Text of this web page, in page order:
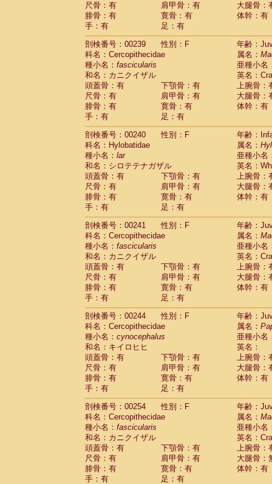
尺骨：有
肩甲骨：有
大腿骨：
腓骨：有
寛骨：有
体幹：有
手：有
足：有
剖検番号：00239
性別：F
年齢：
科名：Cercopithecidae
属名：
種小名： fascicularis
亜種小名
和名：カニクイザル
英名：
頭蓋骨：有
下顎骨：有
上腕骨：
尺骨：有
肩甲骨：有
大腿骨：
腓骨：有
寛骨：有
体幹：有
手：有
足：有
剖検番号：00240
性別：F
年齢：
科名：Hylobatidae
属名：
種小名： lar
亜種小名
和名：シロテテナガザル
英名：
頭蓋骨：有
下顎骨：有
上腕骨：
尺骨：有
肩甲骨：有
大腿骨：
腓骨：有
寛骨：有
体幹：有
手：有
足：有
剖検番号：00241
性別：F
年齢：
科名：Cercopithecidae
属名：
種小名： fascicularis
亜種小名
和名：カニクイザル
英名：
頭蓋骨：有
下顎骨：有
上腕骨：
尺骨：有
肩甲骨：有
大腿骨：
腓骨：有
寛骨：有
体幹：有
手：有
足：有
剖検番号：00244
性別：F
年齢：
科名：Cercopithecidae
属名：
種小名： cynocephalus
亜種小名
和名：キイロヒヒ
英名：
頭蓋骨：有
下顎骨：有
上腕骨：
尺骨：有
肩甲骨：有
大腿骨：
腓骨：有
寛骨：有
体幹：有
手：有
足：有
剖検番号：00254
性別：F
年齢：
科名：Cercopithecidae
属名：
種小名： fascicularis
亜種小名
和名：カニクイザル
英名：
頭蓋骨：有
下顎骨：有
上腕骨：
尺骨：有
肩甲骨：有
大腿骨：
腓骨：有
寛骨：有
体幹：有
手：有
足：有